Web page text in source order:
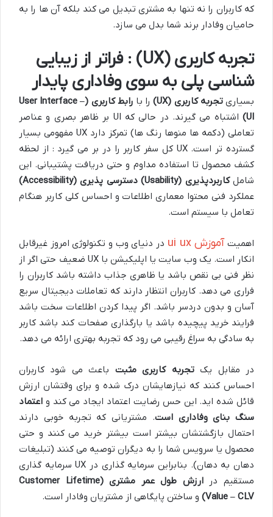
که کاربران را نه تنها به مشتری تبدیل می کند بلکه آن ها را به
حامیان وفادار برند شما بدل می سازد.
تجربه کاربری (UX) : فراتر از زیبایی
شناسی پلی به سوی وفاداری پایدار
بسیاریتجربه کاربری (UX) را با رابط کاربری (User Interface –
UI)
اشتباه می گیرند. در حالی که UI بر ظاهر بصری و عناصر
تعاملی (دکمه ها منوها رنگ ها) تمرکز دارد UX مفهومی بسیار
گسترده تر است. UX کل سفر کاربر را در بر می گیرد : از لحظه
کشف محصول تا استفاده مداوم و حتی دریافت پشتیبانی. این
شاملکاربردپذیری (Usability) دسترسی پذیری(Accessibility)
عملکرد فنی محتوا معماری اطلاعات و احساس کلی کاربر هنگام
تعامل با سیستم است.
اهمیت آموزش ui ux
در دنیای وب و تکنولوژی امروز غیرقابل
انکار است. یک وب سایت یا اپلیکیشن با UX ضعیف حتی اگر از
نظر فنی بی نقص باشد یا ظاهری جذاب داشته باشد کاربران را
فراری می دهد. کاربران انتظار دارند که تعاملات دیجیتال سریع
آسان و بدون دردسر باشد. اگر پیدا کردن اطلاعات سخت باشد
فرایند خرید پیچیده باشد یا بارگذاری صفحات کند باشد کاربر
به سادگی به سراغ رقیبی می رود که تجربه بهتری ارائه می دهد.
در مقابل یکتجربه کاربری مثبت باعث می شود کاربران
احساس کنند که نیازهایشان درک شده و برای وقتشان ارزش
قائل شده اید. این حس رضایت اعتماد ایجاد می کند و اعتماد
سنگ بنای وفاداری است. مشتریانی که تجربه خوبی دارند
احتمال بازگشتشان بیشتر است بیشتر خرید می کنند و حتی
محصول یا سرویس شما را به دیگران توصیه می کنند (تبلیغات
دهان به دهان). بنابراین سرمایه گذاری در UX سرمایه گذاری
مستقیم درارزش طول عمر مشتری
(Customer Lifetime
Value – CLV) و ساختن پایگاهی از مشتریان وفادار است.